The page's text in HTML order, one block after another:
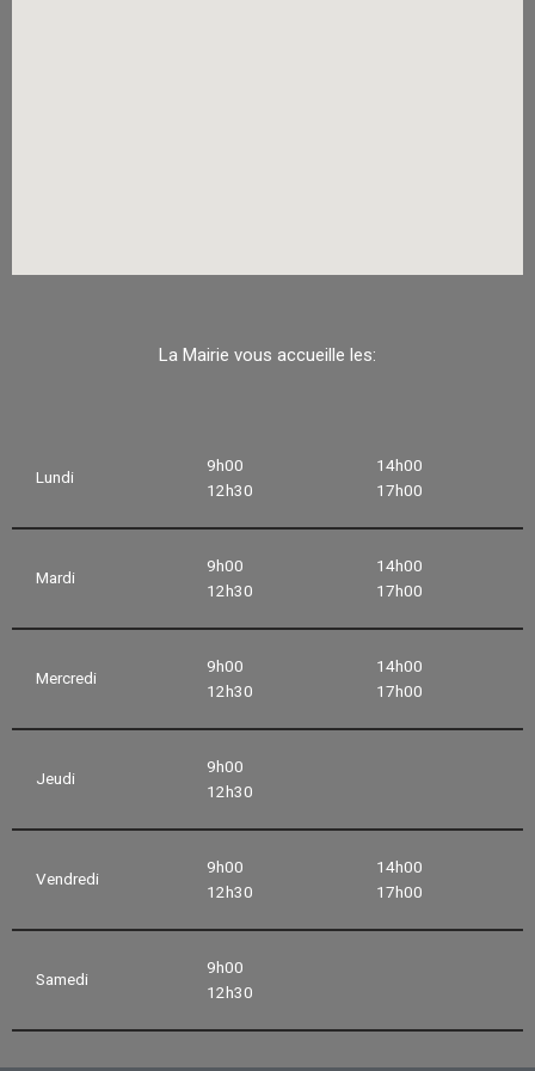
La Mairie vous accueille les:
Lundi
9h00
12h30
14h00
17h00
Mardi
9h00
12h30
14h00
17h00
Mercredi
9h00
12h30
14h00
17h00
Jeudi
9h00
12h30
Vendredi
9h00
12h30
14h00
17h00
Samedi
9h00
12h30